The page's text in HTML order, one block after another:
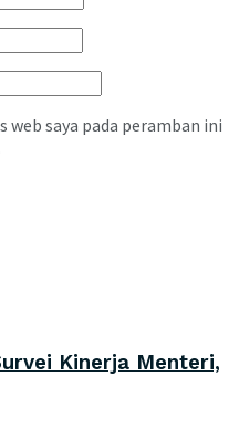
web saya pada peramban ini
Kinerja Menteri,